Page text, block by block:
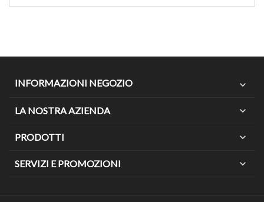
INFORMAZIONI NEGOZIO expand_more
LA NOSTRA AZIENDA expand_more
PRODOTTI expand_more
SERVIZI E PROMOZIONI expand_more